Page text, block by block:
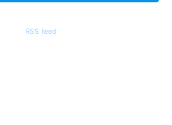
RSS feed